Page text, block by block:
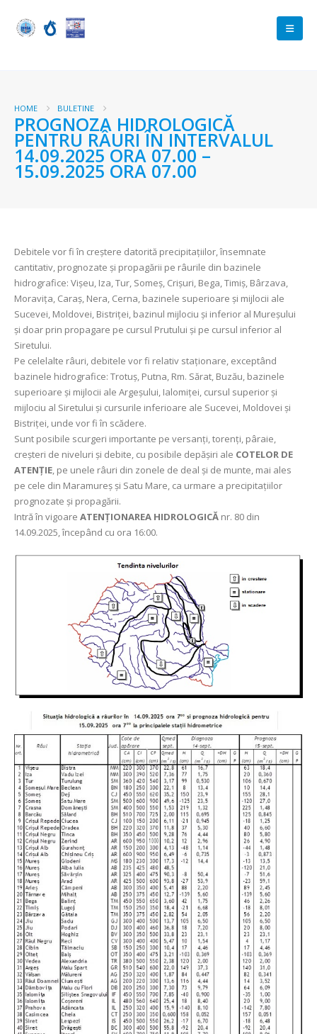
HOME BULETINE
PROGNOZA HIDROLOGICĂ
PENTRU RÂURI ÎN INTERVALUL
14.09.2025 ORA 07.00 –
15.09.2025 ORA 07.00
Debitele vor fi în creştere datorită precipitațiilor, însemnate
cantitativ, prognozate şi propagării pe râurile din bazinele
hidrografice: Vişeu, Iza, Tur, Someş, Crişuri, Bega, Timiş, Bârzava,
Moravița, Caraş, Nera, Cerna, bazinele superioare şi mijlocii ale
Sucevei, Moldovei, Bistriței, bazinul mijlociu şi inferior al Mureşului
şi doar prin propagare pe cursul Prutului şi pe cursul inferior al
Siretului.
Pe celelalte râuri, debitele vor fi relativ staționare, exceptând
bazinele hidrografice: Trotuş, Putna, Rm. Sărat, Buzău, bazinele
superioare şi mijlocii ale Argeşului, Ialomiței, cursul superior şi
mijlociu al Siretului şi cursurile inferioare ale Sucevei, Moldovei şi
Bistriței, unde vor fi în scădere.
Sunt posibile scurgeri importante pe versanți, torenți, pâraie,
creșteri de niveluri și debite, cu posibile depăşiri ale COTELOR DE
ATENȚIE, pe unele râuri din zonele de deal și de munte, mai ales
pe cele din Maramureș şi Satu Mare, ca urmare a precipitațiilor
prognozate şi propagării.
Intră în vigoare ATENȚIONAREA HIDROLOGICĂ nr. 80 din
14.09.2025, începând cu ora 16:00.